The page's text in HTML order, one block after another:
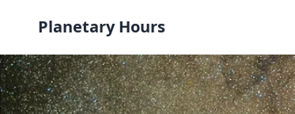
Planetary Hours